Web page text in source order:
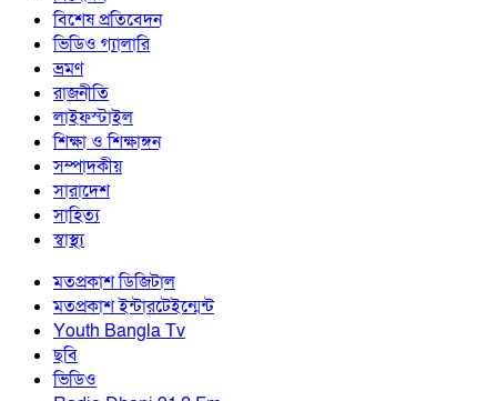
বিশেষ প্রতিবেদন
ভিডিও গ্যালারি
ভ্রমণ
রাজনীতি
লাইফস্টাইল
শিক্ষা ও শিক্ষাঙ্গন
সম্পাদকীয়
সারাদেশ
সাহিত্য
স্বাস্থ্য
মতপ্রকাশ ডিজিটাল
মতপ্রকাশ ইন্টারটেইন্মেন্ট
Youth Bangla Tv
ছবি
ভিডিও